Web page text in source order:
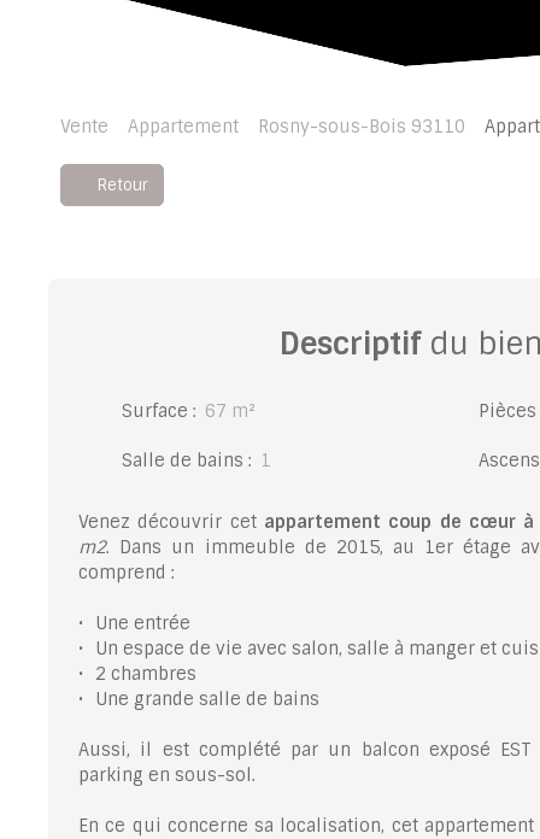
Vente Appartement Rosny-sous-Bois 93110
Retour
Descriptifdu
Surface : 67 m² Pièces
Salle de bains : 1
Venez découvrir cet appartement coup de cœur à
m2. Dans un immeuble de 2015, au 1er étage
comprend :
Une entrée
Un espace de vie avec salon, salle à manger et
2 chambres
Une grande salle de bains
Aussi, il est complété par un balcon exposé
parking en sous-sol.
En ce qui concerne sa localisation, cet